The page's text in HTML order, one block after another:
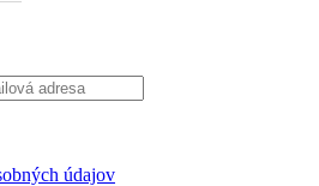
údajov